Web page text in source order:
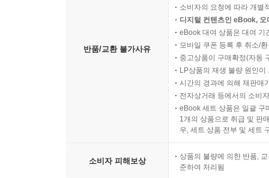
반품/교환 불가사유
소비자의 요청에 따라 개별
디지털 컨텐츠인 eBook,
eBook 대여 상품은 대여 기
모바일 쿠폰 등록 후 취소/
중고상품이 구매확정(자동
LP상품의 재생 불량 원인
시간의 경과에 의해 재판매
전자상거래 등에서의 소비
eBook 세트 상품은 일괄 구
1개의 상품으로 취급 및 판
우, 세트 상품 전부 및 세트
소비자 피해보상
상품의 불량에 의한 반품,
준하여 처리됨